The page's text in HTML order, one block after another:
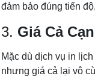
đảm bảo đúng tiến
3. Giá Cả
Mặc dù dịch vụ in
nhưng giá cả lại vô